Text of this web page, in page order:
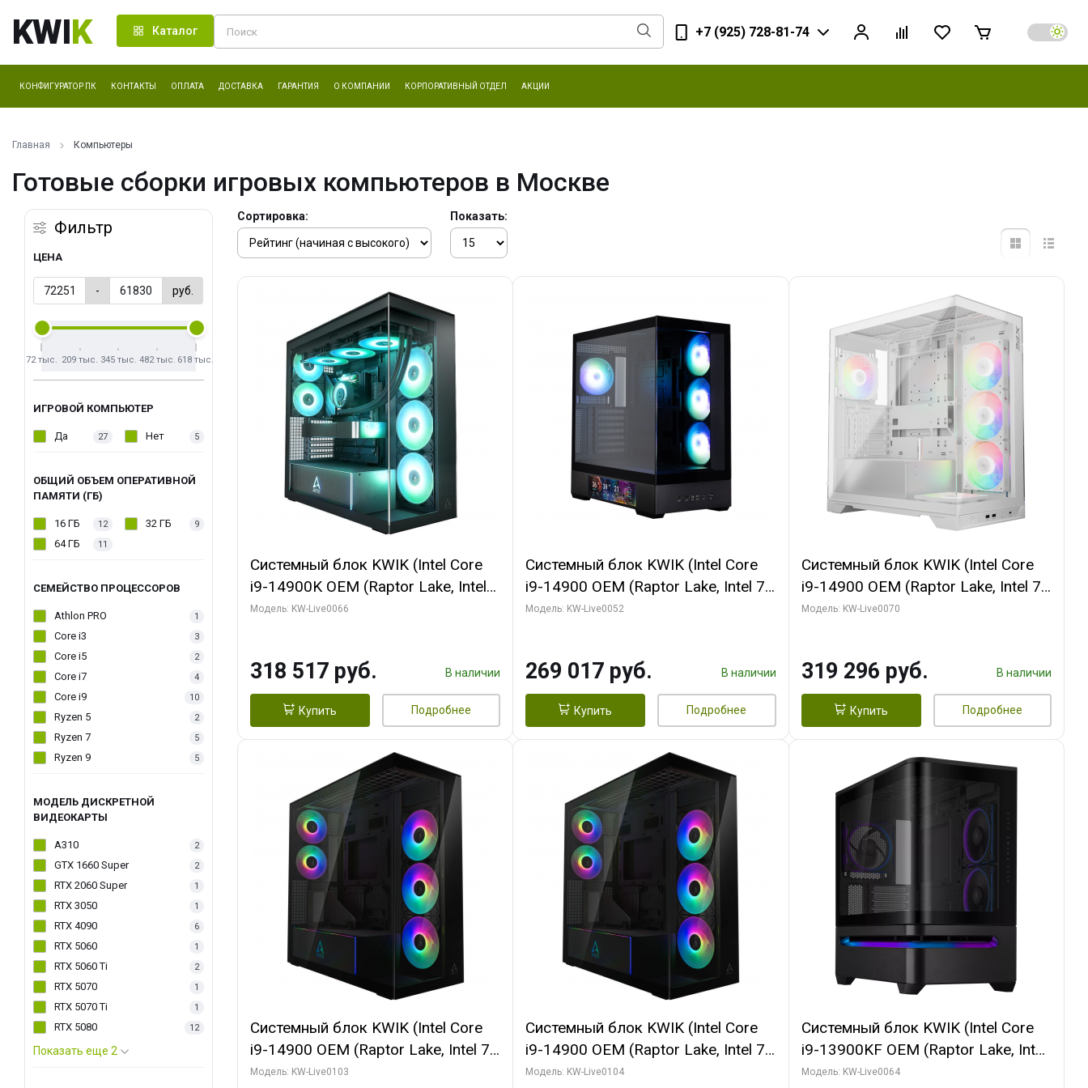
KWIK Каталог +7 (925) 728-81-74
КОНФИГУРАТОР ПК КОНТАКТЫ ОПЛАТА ДОСТАВКА ГАРАНТИЯ О КОМПАНИИ КОРПОРАТИВНЫЙ ОТДЕЛ АКЦИИ
Главная Компьютеры
Готовые сборки игровых компьютеров в Москве
Фильтр
ЦЕНА
- руб.
72 тыс. 209 тыс. 345 тыс. 482 тыс. 618 тыс.
ИГРОВОЙ КОМПЬЮТЕР
Да 27 Нет 5
ОБЩИЙ ОБЪЕМ ОПЕРАТИВНОЙ
ПАМЯТИ (ГБ)
16 ГБ 12 32 ГБ 9
64 ГБ 11
СЕМЕЙСТВО ПРОЦЕССОРОВ
Athlon PRO 1
Core i3 3
Core i5 2
Core i7 4
Core i9 10
Ryzen 5 2
Ryzen 7 5
Ryzen 9 5
МОДЕЛЬ ДИСКРЕТНОЙ
ВИДЕОКАРТЫ
A310 2
GTX 1660 Super 2
RTX 2060 Super 1
RTX 3050 1
RTX 4090 6
RTX 5060 1
RTX 5060 Ti 2
RTX 5070 1
RTX 5070 Ti 1
RTX 5080 12
Показать еще 2
Сортировка: Показать:
Системный блок KWIK (Intel Core
i9-14900K OEM (Raptor Lake, Intel
7, C24 16EC/8PC/ 64 ГБ ОЗУ (2
GDDR7 256bit/ 1 ТБ SSD)
Модель: KW-Live0066
318 517 руб. В наличии
Купить Подробнее
Системный блок KWIK (Intel Core
i9-14900 OEM (Raptor Lake, Intel 7,
C24 16EC/8PC// 64 ГБ ОЗУ (2
256bit 3xDP HD/ 512 ГБ SSD)
Модель: KW-Live0052
269 017 руб. В наличии
Купить Подробнее
Системный блок KWIK (Intel Core
i9-14900 OEM (Raptor Lake, Intel 7,
C24 16EC/8PC// 64 ГБ ОЗУ (2
GDDR7 256bit/ 960 ГБ SSD)
Модель: KW-Live0070
319 296 руб. В наличии
Купить Подробнее
Системный блок KWIK (Intel Core
i9-14900 OEM (Raptor Lake, Intel 7,
C24 16EC/8PC// 64 ГБ ОЗУ (2
Модель: KW-Live0103
Системный блок KWIK (Intel Core
i9-14900 OEM (Raptor Lake, Intel 7,
C24 16EC/8PC// 64 ГБ ОЗУ (2
Модель: KW-Live0104
Системный блок KWIK (Intel Core
i9-13900KF OEM (Raptor Lake, Intel
7, C24 16EC/8P/ 64 ГБ ОЗУ (2
Модель: KW-Live0064